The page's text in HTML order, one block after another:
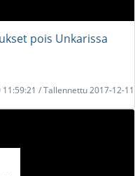
pois Unkarissa
11:59:21 / Tallennettu 2017-12-11